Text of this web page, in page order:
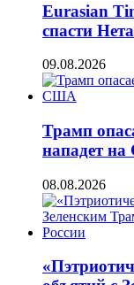
Eurasian
спасти
09.08.2026
Трамп
нападет
08.08.2026